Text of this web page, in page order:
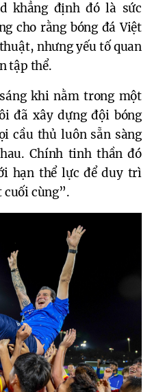
khẳng định đó là sức
cho rằng bóng đá Việt
nhưng yếu tố quan
tập thể.
khi nằm trong một
đã xây dựng đội bóng
cầu thủ luôn sẵn sàng
Chính tinh thần đó
hạn thể lực để duy trì
cuối cùng”.